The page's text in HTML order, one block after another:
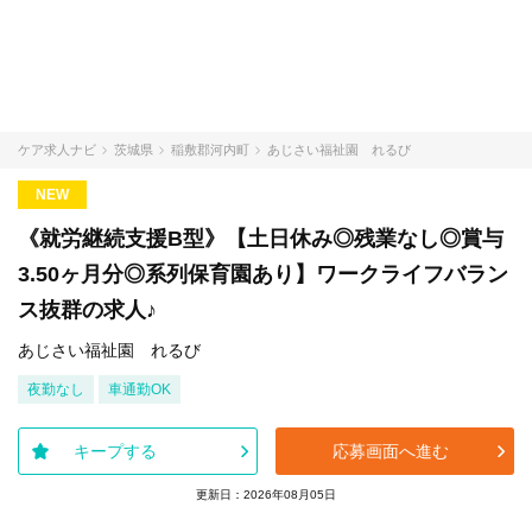
ケア求人ナビ 茨城県 稲敷郡河内町 あじさい福祉園 れるび
NEW
《就労継続支援B型》【土日休み◎残業なし◎賞与
3.50ヶ月分◎系列保育園あり】ワークライフバラン
ス抜群の求人♪
あじさい福祉園 れるび
夜勤なし 車通勤OK
キープする 応募画面へ進む
更新日：2026年08月05日